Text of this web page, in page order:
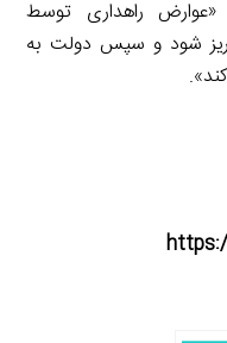
«عوارض راهداری توسط
شود و سپس دولت به